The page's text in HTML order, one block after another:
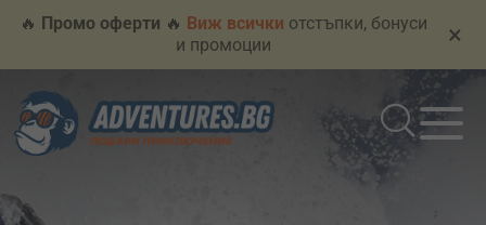
🔥 Промо оферти 🔥 Виж всички отстъпки, бонуси
и промоции
×